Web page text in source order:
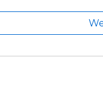
verzendkosten.